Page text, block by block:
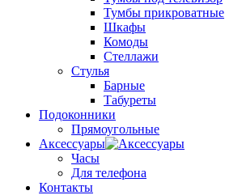
Тумбы прикроватные
Шкафы
Комоды
Стеллажи
Стулья
Барные
Табуреты
Подоконники
Прямоугольные
Аксессуары
Часы
Для телефона
Контакты